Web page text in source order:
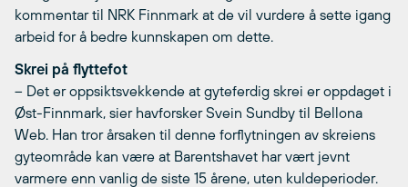
kommentar til NRK Finnmark at de vil vurdere å sette igang
arbeid for å bedre kunnskapen om dette.
Skrei på flyttefot
– Det er oppsiktsvekkende at gyteferdig skrei er oppdaget i
Øst-Finnmark, sier havforsker Svein Sundby til Bellona
Web. Han tror årsaken til denne forflytningen av skreiens
gyteområde kan være at Barentshavet har vært jevnt
varmere enn vanlig de siste 15 årene, uten kuldeperioder. 